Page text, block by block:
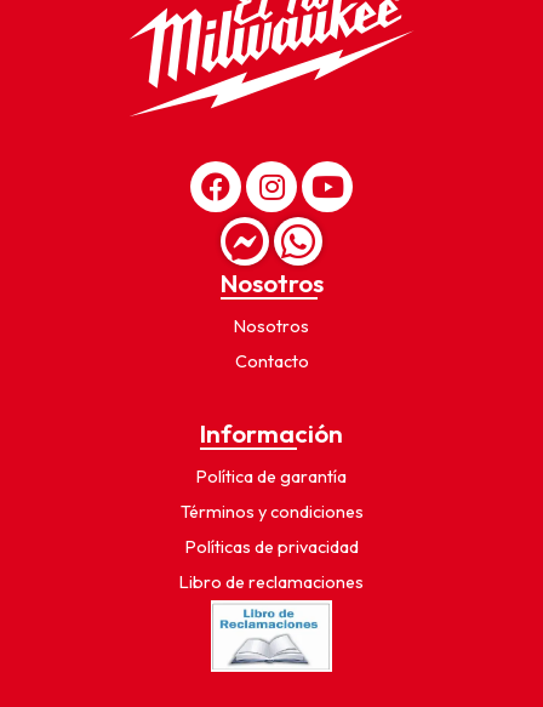
Nosotros
Nosotros
Contacto
Información
Política de garantía
Términos y condiciones
Políticas de privacidad
Libro de reclamaciones